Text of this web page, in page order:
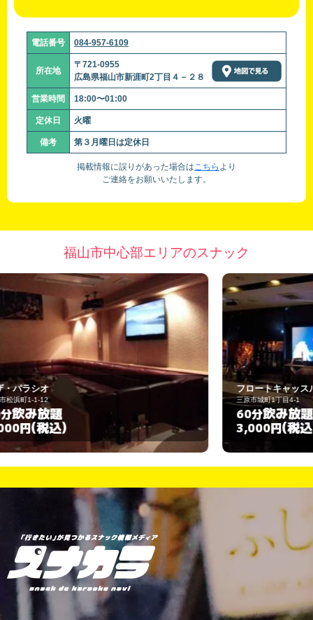
電話番号 084-957-6109
所在地
〒721-0955
広島県福山市新涯町2丁目４－２８
営業時間 18:00〜01:00
定休日 火曜
備考 第３月曜日は定休日
掲載情報に誤りがあった場合はこちら より
ご連絡をお願いいたします。
福山市中心部エリアのスナック
フロートキャッスル
60分 飲み放題
3,000円 (税込)